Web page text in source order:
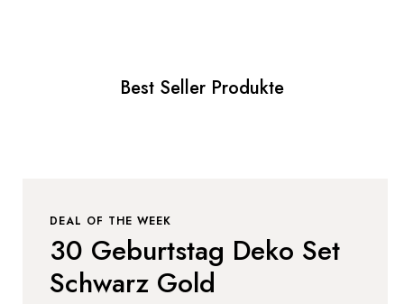
Best Seller Produkte
DEAL OF THE WEEK
30 Geburtstag Deko Set
Schwarz Gold